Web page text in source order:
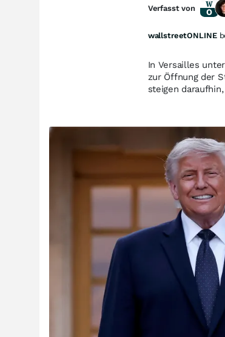
In Versailles
zur Öffnung der
steigen
Verfasst von
wallstreetONLINE